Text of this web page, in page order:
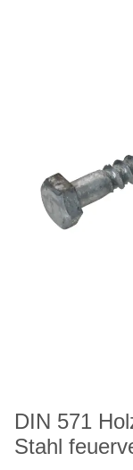
DIN 571
Stahl